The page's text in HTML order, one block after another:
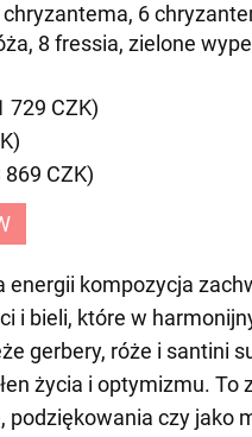
chryzantema, 6
8 fressia, zielone
729 CZK)
CZK)
energii kompozycja
i bieli, które w
gerbery, róże i santini
życia i optymizmu. To
podziękowania czy jako